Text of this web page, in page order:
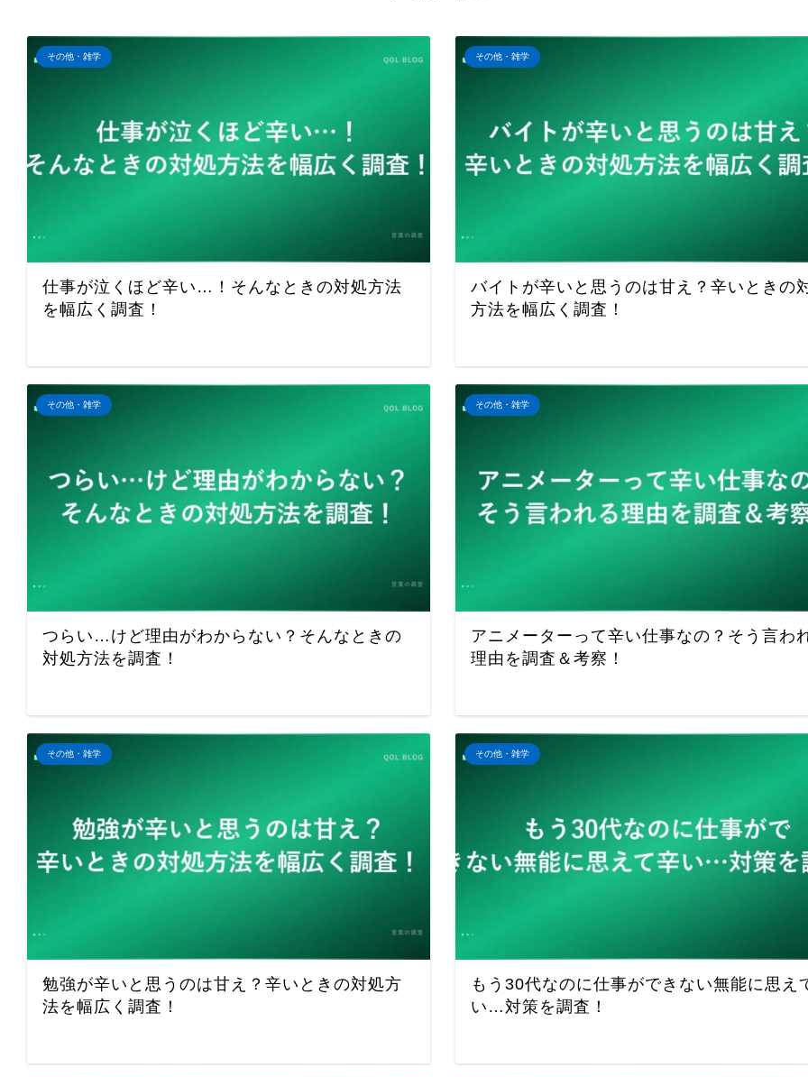
その他・雑学
仕事が泣くほど辛い…！そんなときの対処方法
を幅広く調査！
その他・雑学
バイトが辛いと思うのは甘え？辛いときの
方法を幅広く調査！
その他・雑学
つらい…けど理由がわからない？そんなときの
対処方法を調査！
その他・雑学
アニメーターって辛い仕事なの？そう言わ
理由を調査＆考察！
その他・雑学
勉強が辛いと思うのは甘え？辛いときの対処方
法を幅広く調査！
その他・雑学
もう30代なのに仕事ができない無能に思え
い…対策を調査！